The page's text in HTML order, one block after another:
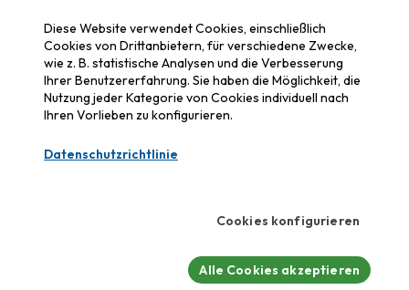
Versicherung & Erstattung
Warum SOS Data Recovery
Cookies verwalten
ZERTIFIZIERUNGEN
Cybersicherheits-Label
Diese Website verwendet Cookies, einschließlich
Cookies von Drittanbietern, für verschiedene Zwecke,
wie z. B. statistische Analysen und die Verbesserung
Ihrer Benutzererfahrung. Sie haben die Möglichkeit, die
Nutzung jeder Kategorie von Cookies individuell nach
Ihren Vorlieben zu konfigurieren.
Datenschutzrichtlinie
Cookies konfigurieren
Alle Cookies akzeptieren